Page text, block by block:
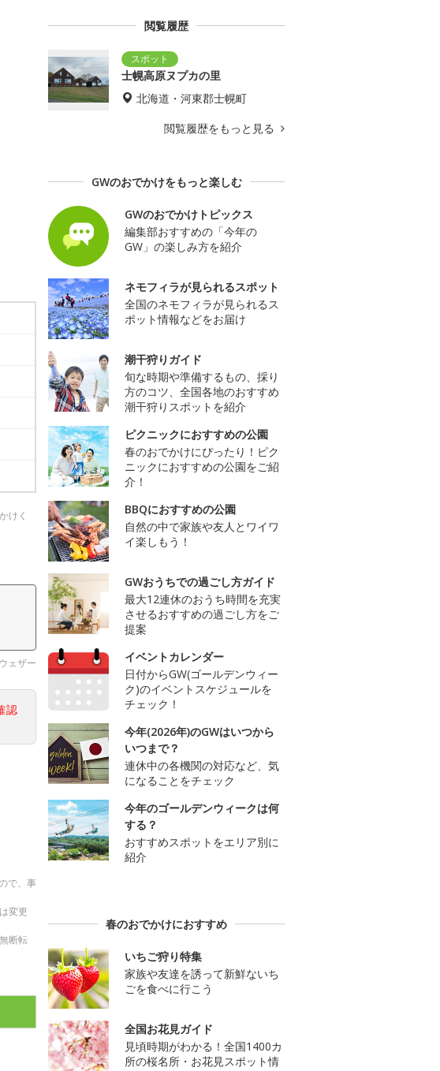
けく
ェザー
認
で、事
変更
断転
閲覧履歴
士幌高原ヌプカの里
北海道・河東郡士幌町
閲覧履歴をもっと見る
GWのおでかけをもっと楽しむ
GWのおでかけトピックス
編集部おすすめの「今年の
GW」の楽しみ方を紹介
ネモフィラが見られるスポット
全国のネモフィラが見られるス
ポット情報などをお届け
潮干狩りガイド
旬な時期や準備するもの、採り
方のコツ、全国各地のおすすめ
潮干狩りスポットを紹介
ピクニックにおすすめの公園
春のおでかけにぴったり！ピク
ニックにおすすめの公園をご紹
介！
BBQにおすすめの公園
自然の中で家族や友人とワイワ
イ楽しもう！
GWおうちでの過ごし方ガイド
最大12連休のおうち時間を充実
させるおすすめの過ごし方をご
提案
イベントカレンダー
日付からGW(ゴールデンウィー
ク)のイベントスケジュールを
チェック！
今年(2026年)のGWはいつから
いつまで？
連休中の各機関の対応など、気
になることをチェック
今年のゴールデンウィークは何
する？
おすすめスポットをエリア別に
紹介
春のおでかけにおすすめ
いちご狩り特集
家族や友達を誘って新鮮ないち
ごを食べに行こう
全国お花見ガイド
見頃時期がわかる！全国1400カ
所の桜名所・お花見スポット情